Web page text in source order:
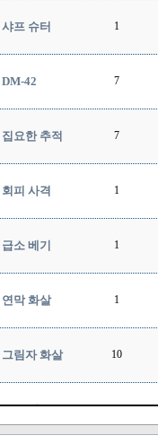
샤프 슈터 1
DM-42 7
집요한 추적 7
회피 사격 1
급소 베기 1
연막 화살 1
그림자 화살 10
호크 샷 1